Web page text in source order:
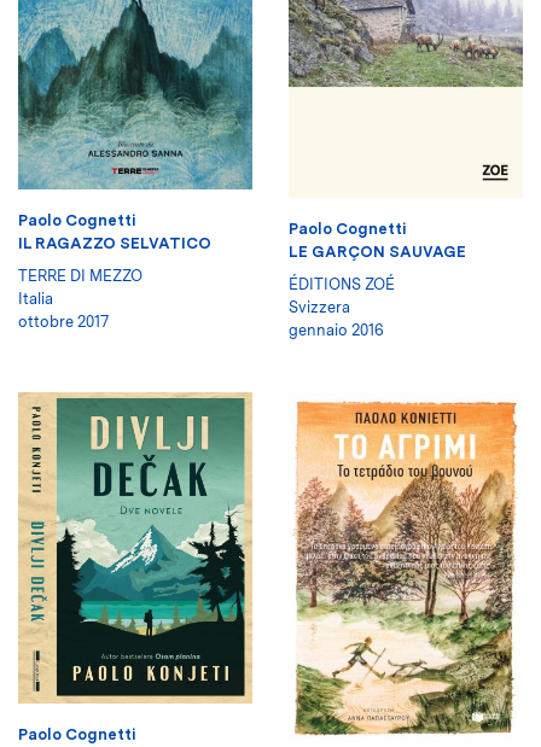
Paolo Cognetti
IL RAGAZZO SELVATICO
TERRE DI MEZZO
Italia
ottobre 2017
Paolo Cognetti
LE GARÇON SAUVAGE
ÉDITIONS ZOÉ
Svizzera
gennaio 2016
Paolo Cognetti